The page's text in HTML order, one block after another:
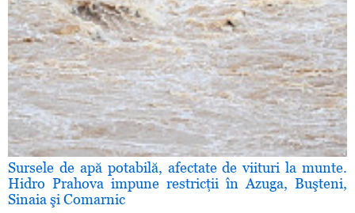
Sursele de apă potabilă, afectate de viituri la munte.
Hidro Prahova impune restricţii în Azuga, Buşteni,
Sinaia şi Comarnic